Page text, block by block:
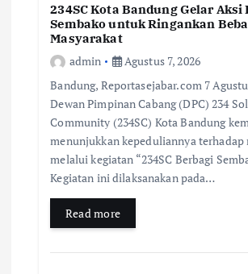
234SC Kota Bandung Gelar Aksi
Sembako untuk Ringankan
Masyarakat
admin
Agustus 7, 2026
Bandung, Reportasejabar.com 7
Dewan Pimpinan Cabang (DPC) 234
Community (234SC) Kota Bandung
menunjukkan kepeduliannya terhadap
melalui kegiatan “234SC Berbagi
Kegiatan ini dilaksanakan pada…
Read more